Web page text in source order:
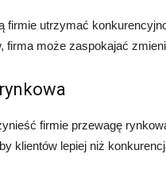
firmie utrzymać
firma może zaspokajać
firmie przewagę
klientów lepiej niż